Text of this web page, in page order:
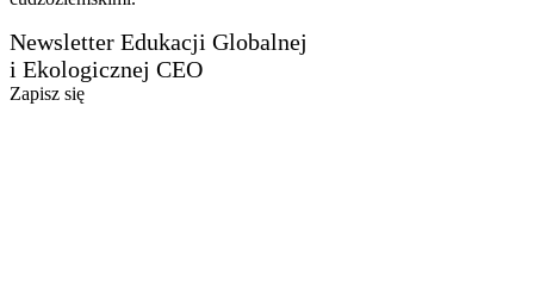
Newsletter Edukacji Globalnej
i Ekologicznej CEO
Zapisz się